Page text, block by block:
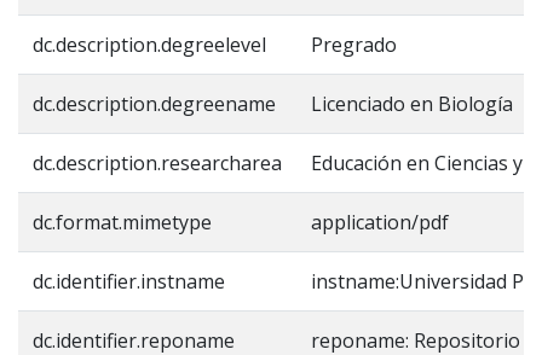
dc.description.degreelevel Pregrado
dc.description.degreename Licenciado en Biología
dc.description.researcharea Educación en Ciencias y
dc.format.mimetype application/pdf
dc.identifier.instname instname:Universidad
dc.identifier.reponame reponame: Repositorio